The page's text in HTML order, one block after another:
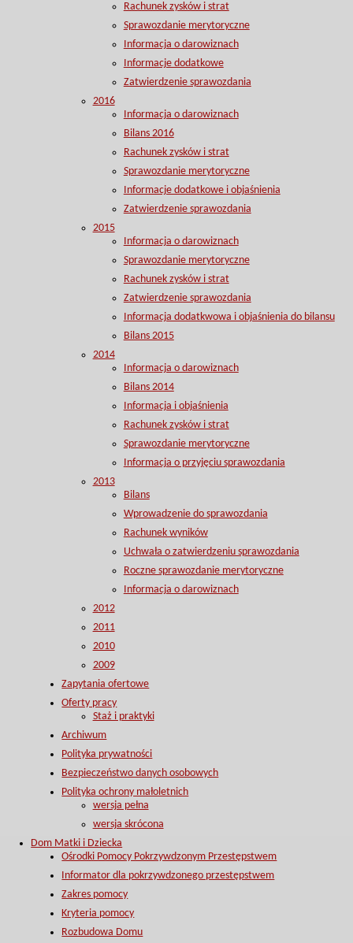
Rachunek zysków i strat
Sprawozdanie merytoryczne
Informacja o darowiznach
Informacje dodatkowe
Zatwierdzenie sprawozdania
2016
Informacja o darowiznach
Bilans 2016
Rachunek zysków i strat
Sprawozdanie merytoryczne
Informacje dodatkowe i objaśnienia
Zatwierdzenie sprawozdania
2015
Informacja o darowiznach
Sprawozdanie merytoryczne
Rachunek zysków i strat
Zatwierdzenie sprawozdania
Informacja dodatkwowa i objaśnienia do bilansu
Bilans 2015
2014
Informacja o darowiznach
Bilans 2014
Informacja i objaśnienia
Rachunek zysków i strat
Sprawozdanie merytoryczne
Informacja o przyjęciu sprawozdania
2013
Bilans
Wprowadzenie do sprawozdania
Rachunek wyników
Uchwała o zatwierdzeniu sprawozdania
Roczne sprawozdanie merytoryczne
Informacja o darowiznach
2012
2011
2010
2009
Zapytania ofertowe
Oferty pracy
Staż i praktyki
Archiwum
Polityka prywatności
Bezpieczeństwo danych osobowych
Polityka ochrony małoletnich
wersja pełna
wersja skrócona
Dom Matki i Dziecka
Ośrodki Pomocy Pokrzywdzonym Przestępstwem
Informator dla pokrzywdzonego przestępstwem
Zakres pomocy
Kryteria pomocy
Rozbudowa Domu